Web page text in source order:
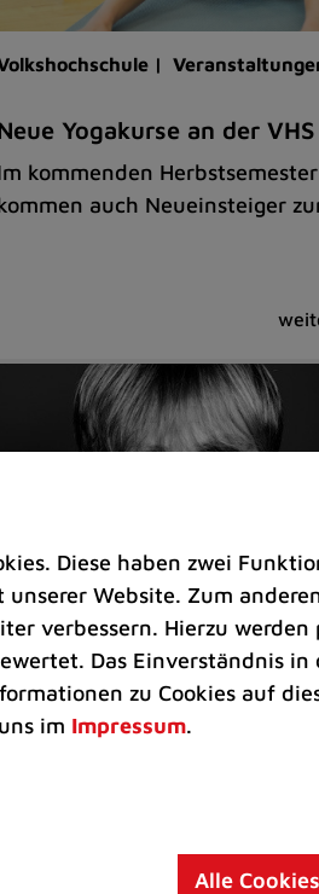
|
Yogakurse an der VHS
kommenden Herbstsemester
auch Neueinsteiger
Kultkicker Ansgar Brinkmann
Diese haben zwei
Website. Zum
verbessern. Hierzu
Das Einverständnis
zu Cookies auf
im Impressum.
Alle